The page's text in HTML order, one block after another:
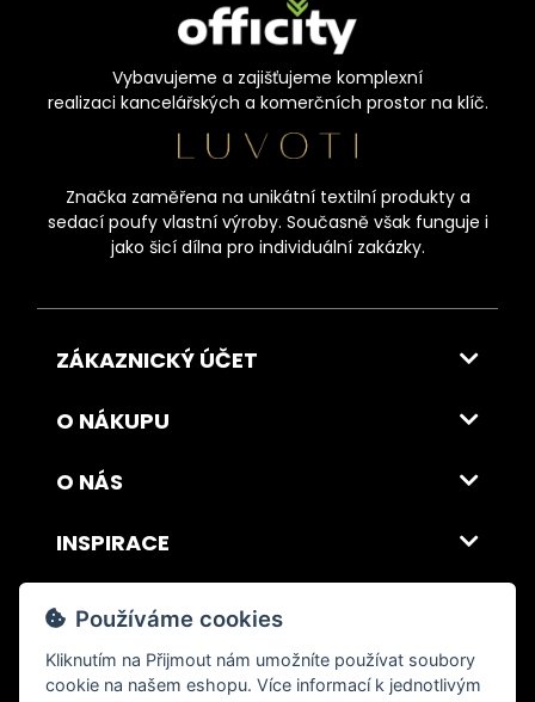
Vybavujeme a zajišťujeme komplexní
realizaci kancelářských a komerčních prostor na klíč.
Značka zaměřena na unikátní textilní produkty a
sedací poufy vlastní výroby. Současně však funguje i
jako šicí dílna pro individuální zakázky.
ZÁKAZNICKÝ ÚČET
O NÁKUPU
O NÁS
INSPIRACE
DOPRAVA A PLATBA
© 2026 ITALSKY INTERIER s.r.o. Vytvořilo INIZIO Internet Media s.r.o.|
Používáme cookies
Kliknutím na Přijmout nám umožníte používat soubory
cookie na našem eshopu. Více informací k jednotlivým